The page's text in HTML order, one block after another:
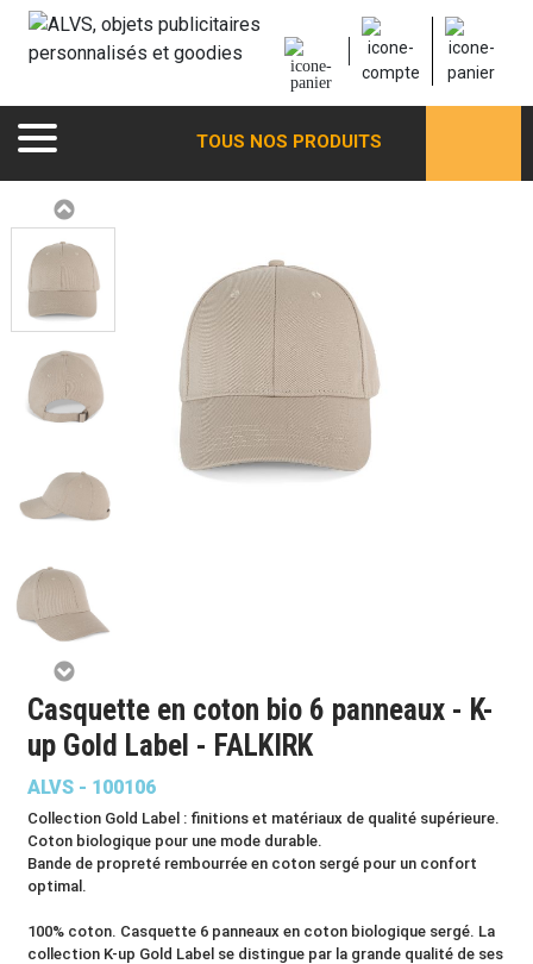
TOUS NOS PRODUITS
Casquette en coton bio 6 panneaux - K-
up Gold Label - FALKIRK
ALVS - 100106
Collection Gold Label : finitions et matériaux de qualité supérieure.
Coton biologique pour une mode durable.
Bande de propreté rembourrée en coton sergé pour un confort
optimal.
100% coton. Casquette 6 panneaux en coton biologique sergé. La
collection K-up Gold Label se distingue par la grande qualité de ses